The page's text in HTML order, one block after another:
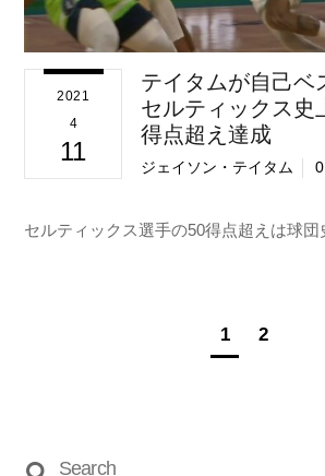
2021
4
11
テイタムが自己ベ
セルティックス史
得点超え達成
ジェイソン・テイタム 0
セルティックス選手の50得点超えは球団
1 2